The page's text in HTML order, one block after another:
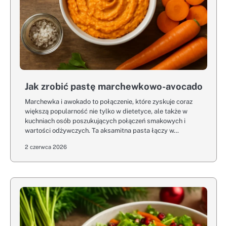
Jak zrobić pastę marchewkowo-avocado
Marchewka i awokado to połączenie, które zyskuje coraz
większą popularność nie tylko w dietetyce, ale także w
kuchniach osób poszukujących połączeń smakowych i
wartości odżywczych. Ta aksamitna pasta łączy w…
2 czerwca 2026